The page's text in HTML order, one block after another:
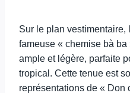
Sur le plan
fameuse « chemise bà
ample et légère, parfaite
tropical. Cette tenue est
représentations de « Don